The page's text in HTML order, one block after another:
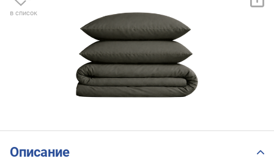
в список
Описание